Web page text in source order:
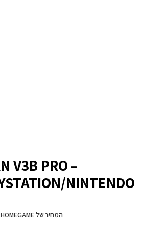
V3B PRO –
NINTENDO
המחיר של HOMEGAME: